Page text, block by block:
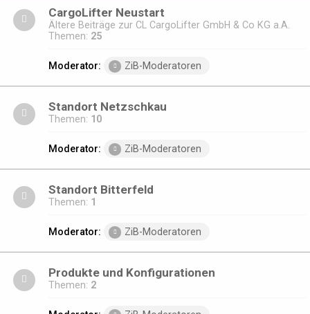
CargoLifter Neustart
Ältere Beiträge zur CL CargoLifter GmbH & Co KG a.A.
Themen: 25
Moderator: ZiB-Moderatoren
Standort Netzschkau
Themen: 10
Moderator: ZiB-Moderatoren
Standort Bitterfeld
Themen: 1
Moderator: ZiB-Moderatoren
Produkte und Konfigurationen
Themen: 2